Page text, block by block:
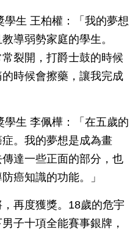
生 王柏權：「我的夢想
導弱勢家庭的學生。
常裂開，打爵士鼓的時候
時候會擦藥，讓我完成
生 李佩樺：「在五歲的
。我的夢想是成為畫
達一些正面的部分，也
癌知識的功能。」
再度獲獎。18歲的危宇
子十項全能賽事銀牌，